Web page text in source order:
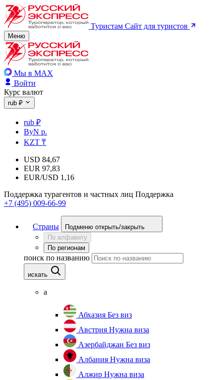
Туристам Сайт для туристов
Меню
Мы в MAX
Войти
Курс валют
rub ₽
rub ₽
ByN р.
KZT ₸
USD 84,67
EUR 97,83
EUR/USD 1,16
Поддержка турагентов и частных лиц Поддержка
+7 (495) 009-66-99
Страны
Подменю открыть/закрыть
По алфавиту
По регионам
поиск по названию
искать
а
Абхазия Без виз
Австрия Нужна виза
Азербайджан Без виз
Албания Нужна виза
Алжир Нужна виза